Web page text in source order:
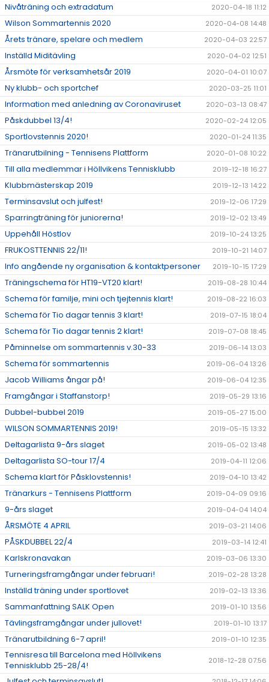
Nivåträning och extradatum 2020-04-18 11:12
Wilson Sommartennis 2020 2020-04-08 14:48
Årets tränare, spelare och medlem 2020-04-03 22:57
Inställd Miditävling 2020-04-02 12:51
Årsmöte för verksamhetsår 2019 2020-04-01 10:07
Ny klubb- och sportchef 2020-03-25 11:01
Information med anledning av Coronaviruset 2020-03-13 08:47
Påskdubbel 13/4! 2020-02-24 12:05
Sportlovstennis 2020! 2020-01-24 11:35
Tränarutbilning - Tennisens Plattform 2020-01-08 10:22
Till alla medlemmar i Höllvikens Tennisklubb 2019-12-18 16:27
Klubbmästerskap 2019 2019-12-13 14:22
Terminsavslut och julfest! 2019-12-06 17:29
Sparringträning för juniorerna! 2019-12-02 13:49
Uppehåll Höstlov 2019-10-24 13:25
FRUKOSTTENNIS 22/11! 2019-10-21 14:07
Info angående ny organisation & kontaktpersoner 2019-10-15 17:29
Träningschema för HT19-VT20 klart! 2019-08-28 10:44
Schema för familje, mini och tjejtennis klart! 2019-08-22 16:03
Schema för Tio dagar tennis 3 klart! 2019-07-15 18:04
Schema för Tio dagar tennis 2 klart! 2019-07-08 18:45
Påminnelse om sommartennis v.30-33 2019-06-14 13:03
Schema för sommartennis 2019-06-04 13:26
Jacob Williams ångar på! 2019-06-04 12:35
Framgångar i Staffanstorp! 2019-05-29 13:16
Dubbel-bubbel 2019 2019-05-27 15:00
WILSON SOMMARTENNIS 2019! 2019-05-15 13:32
Deltagarlista 9-års slaget 2019-05-02 13:48
Deltagarlista SO-tour 17/4 2019-04-11 12:06
Schema klart för Påsklovstennis! 2019-04-10 13:42
Tränarkurs - Tennisens Plattform 2019-04-09 09:16
9-års slaget 2019-04-04 14:04
ÅRSMÖTE 4 APRIL 2019-03-21 14:06
PÅSKDUBBEL 22/4 2019-03-14 12:41
Karlskronavakan 2019-03-06 13:30
Turneringsframgångar under februari! 2019-02-28 13:28
Inställd träning under sportlovet 2019-02-13 13:36
Sammanfattning SALK Open 2019-01-10 13:56
Tävlingsframgångar under jullovet! 2019-01-10 13:17
Tränarutbildning 6-7 april! 2019-01-10 12:35
Tennisresa till Barcelona med Höllvikens
Tennisklubb 25-28/4!
2018-12-28 07:56